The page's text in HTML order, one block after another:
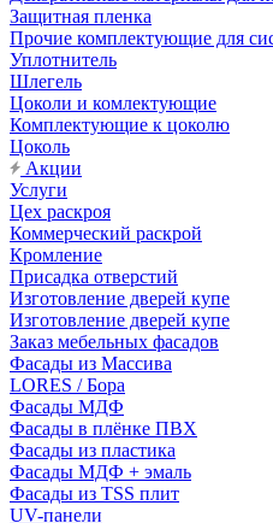
Защитная пленка
Прочие комплектующие для
Уплотнитель
Шлегель
Цоколи и комлектующие
Комплектующие к цоколю
Цоколь
Акции
Услуги
Цех раскроя
Коммерческий раскрой
Кромление
Присадка отверстий
Изготовление дверей купе
Изготовление дверей купе
Заказ мебельных фасадов
Фасады из Массива
LORES / Бора
Фасады МДФ
Фасады в плёнке ПВХ
Фасады из пластика
Фасады МДФ + эмаль
Фасады из TSS плит
UV-панели